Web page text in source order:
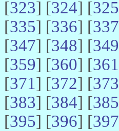
[323] [324] [325
[335] [336] [337
[347] [348] [349
[359] [360] [361
[371] [372] [373
[383] [384] [385
[395] [396] [397